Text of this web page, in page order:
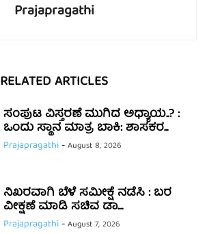
Prajapragathi
RELATED ARTICLES
ಸಂಪುಟ ವಿಸ್ತರಣೆ ಮುಗಿದ ಅಧ್ಯಾಯ..? :
ಒಂದು ಸ್ಥಾನ ಮಾತ್ರ ಬಾಕಿ: ಶಾಸಕರ...
Prajapragathi-August 8, 2026
ನಿಖರವಾಗಿ ಬೆಳೆ ಸಮೀಕ್ಷೆ ನಡೆಸಿ : ಬರ
ವೀಕ್ಷಣೆ ಮಾಡಿ ಸಚಿವ ಡಾ....
Prajapragathi-August 7, 2026